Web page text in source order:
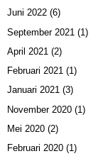
Juni 2022 (6)
September 2021 (1)
April 2021 (2)
Februari 2021 (1)
Januari 2021 (3)
November 2020 (1)
Mei 2020 (2)
Februari 2020 (1)